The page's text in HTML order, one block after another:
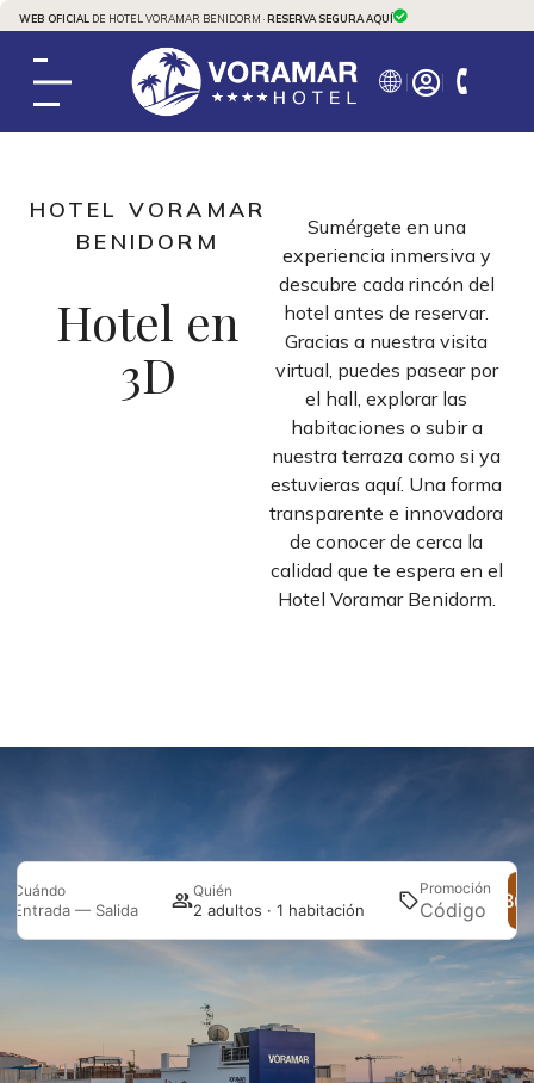
WEB OFICIAL DE HOTEL VORAMAR BENIDORM ·RESERVA SEGURA AQUÍ
HOTEL VORAMAR
BENIDORM
Hotel en
3D
Sumérgete en una
experiencia inmersiva y
descubre cada rincón del
hotel antes de reservar.
Gracias a nuestra visita
virtual, puedes pasear por
el hall, explorar las
habitaciones o subir a
nuestra terraza como si ya
estuvieras aquí. Una forma
transparente e innovadora
de conocer de cerca la
calidad que te espera en el
Hotel Voramar Benidorm.
Cuándo
Entrada — Salida
Quién
2 adultos · 1 habitación
Promoción